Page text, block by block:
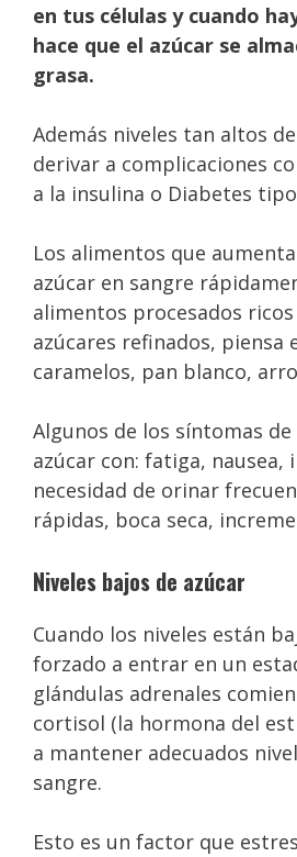
en tus células y cuando
hace que el azúcar se
grasa.
Además niveles tan altos
derivar a complicaciones
a la insulina o Diabetes
Los alimentos que
azúcar en sangre
alimentos procesados
azúcares refinados, piensa
caramelos, pan blanco,
Algunos de los síntomas
azúcar con: fatiga,
necesidad de orinar
rápidas, boca seca,
Niveles bajos de azúcar
Cuando los niveles están
forzado a entrar en un
glándulas adrenales
cortisol (la hormona del
a mantener adecuados
sangre.
Esto es un factor que